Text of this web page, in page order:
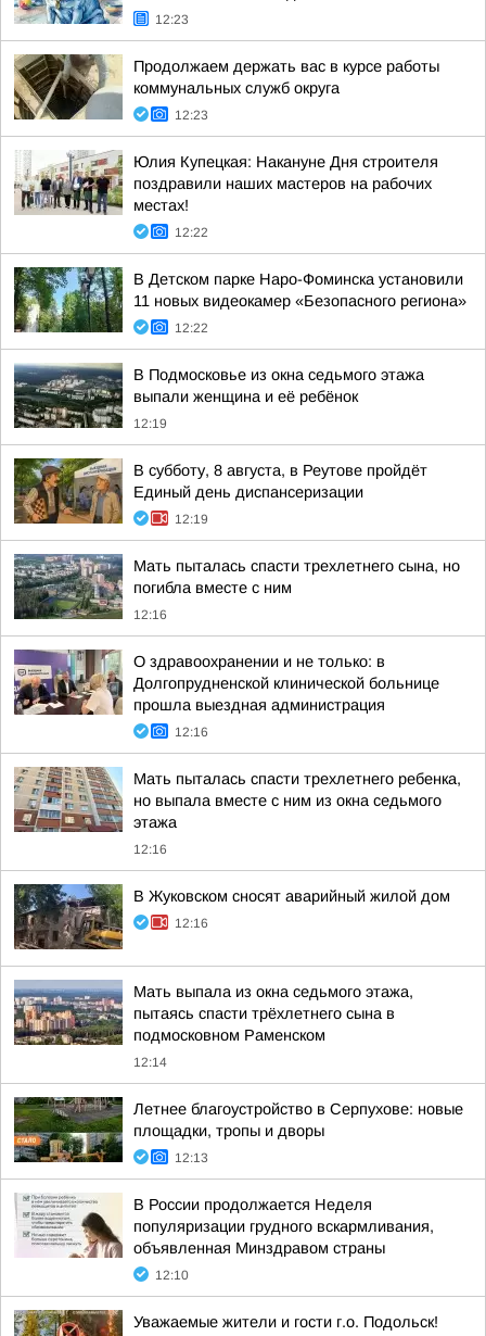
12:23
Продолжаем держать вас в курсе работы
коммунальных служб округа
12:23
Юлия Купецкая: Накануне Дня строителя
поздравили наших мастеров на рабочих
местах!
12:22
В Детском парке Наро-Фоминска установили
11 новых видеокамер «Безопасного региона»
12:22
В Подмосковье из окна седьмого этажа
выпали женщина и её ребёнок
12:19
В субботу, 8 августа, в Реутове пройдёт
Единый день диспансеризации
12:19
Мать пыталась спасти трехлетнего сына, но
погибла вместе с ним
12:16
О здравоохранении и не только: в
Долгопрудненской клинической больнице
прошла выездная администрация
12:16
Мать пыталась спасти трехлетнего ребенка,
но выпала вместе с ним из окна седьмого
этажа
12:16
В Жуковском сносят аварийный жилой дом
12:16
Мать выпала из окна седьмого этажа,
пытаясь спасти трёхлетнего сына в
подмосковном Раменском
12:14
Летнее благоустройство в Серпухове: новые
площадки, тропы и дворы
12:13
В России продолжается Неделя
популяризации грудного вскармливания,
объявленная Минздравом страны
12:10
Уважаемые жители и гости г.о. Подольск!